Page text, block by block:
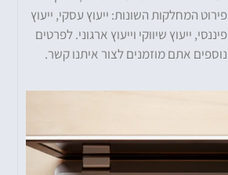
פירוט המחלקות השונות: ייעוץ עסקי, ייעוץ
פיננסי, ייעוץ שיווקי וייעוץ ארגוני. לפרטים
נוספים אתם מוזמנים לצור איתנו קשר.